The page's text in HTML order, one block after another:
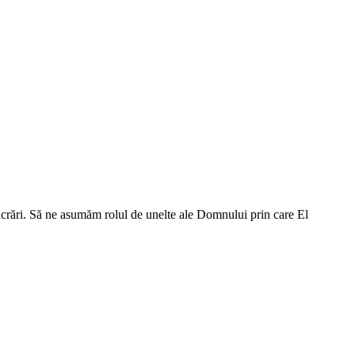
Să ne asumăm rolul de unelte ale Domnului prin care El